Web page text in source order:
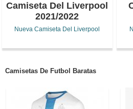
Camiseta Del Liverpool
2021/2022
Nueva Camiseta Del Liverpool
Camisetas De Futbol Baratas